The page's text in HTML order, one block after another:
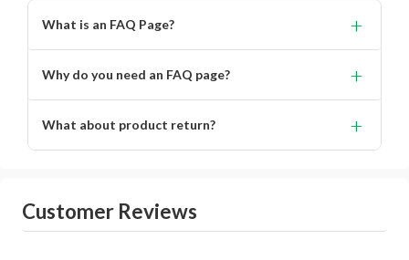
What is an FAQ Page? +
Why do you need an FAQ page? +
What about product return? +
Customer Reviews